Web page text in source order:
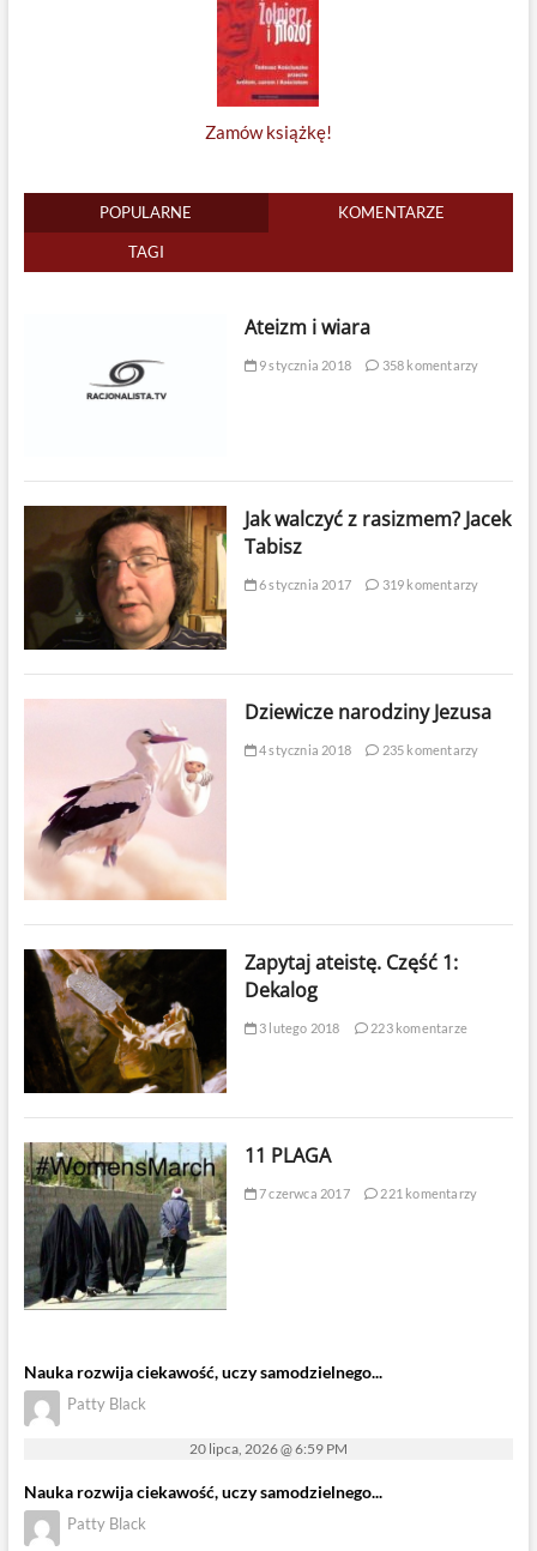
Zamów książkę!
POPULARNE KOMENTARZE
TAGI
Ateizm i wiara
9 stycznia 2018 358 komentarzy
Jak walczyć z rasizmem? Jacek
Tabisz
6 stycznia 2017 319 komentarzy
Dziewicze narodziny Jezusa
4 stycznia 2018 235 komentarzy
Zapytaj ateistę. Część 1:
Dekalog
3 lutego 2018 223 komentarze
11 PLAGA
7 czerwca 2017 221 komentarzy
Nauka rozwija ciekawość, uczy samodzielnego...
Patty Black
20 lipca, 2026 @ 6:59 PM
Nauka rozwija ciekawość, uczy samodzielnego...
Patty Black